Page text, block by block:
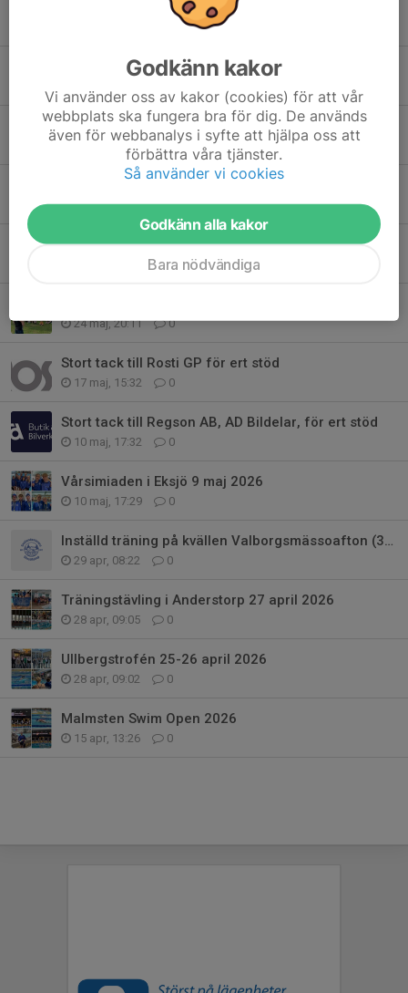
SM i Borås 26 juni 2026
Avslutning 7/6 för teknikgrupperna
Östsvenska mästerskapen (50m) 30-31 maj 2026
31 maj, 20:56 0
Stort tack till Södra Hestra Sparbank för ert stöd
28 maj, 15:35 0
Stort tack till Gislavedshus för ert stöd
0
24 maj, 20:11 0
Stort tack till Rosti GP för ert stöd
17 maj, 15:32 0
Stort tack till Regson AB, AD Bildelar, för ert stöd
10 maj, 17:32 0
Vårsimiaden i Eksjö 9 maj 2026
10 maj, 17:29 0
Inställd träning på kvällen Valborgsmässoafton (30/4)
29 apr, 08:22 0
Träningstävling i Anderstorp 27 april 2026
28 apr, 09:05 0
Ullbergstrofén 25-26 april 2026
28 apr, 09:02 0
Malmsten Swim Open 2026
15 apr, 13:26 0
Godkänn kakor
Vi använder oss av kakor (cookies) för att vår
webbplats ska fungera bra för dig. De används
även för webbanalys i syfte att hjälpa oss att
förbättra våra tjänster.
Så använder vi cookies
Godkänn alla kakor
Bara nödvändiga